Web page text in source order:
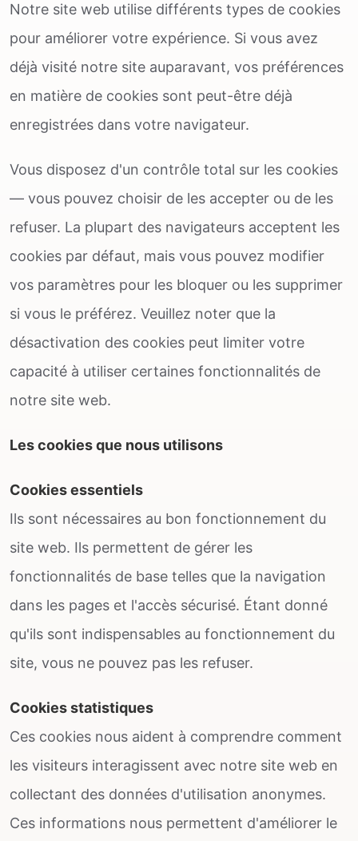
Notre site web utilise différents types de cookies
pour améliorer votre expérience. Si vous avez
déjà visité notre site auparavant, vos préférences
en matière de cookies sont peut-être déjà
enregistrées dans votre navigateur.
Vous disposez d'un contrôle total sur les cookies
— vous pouvez choisir de les accepter ou de les
refuser. La plupart des navigateurs acceptent les
cookies par défaut, mais vous pouvez modifier
vos paramètres pour les bloquer ou les supprimer
si vous le préférez. Veuillez noter que la
désactivation des cookies peut limiter votre
capacité à utiliser certaines fonctionnalités de
notre site web.
Les cookies que nous utilisons
Cookies essentiels
Ils sont nécessaires au bon fonctionnement du
site web. Ils permettent de gérer les
fonctionnalités de base telles que la navigation
dans les pages et l'accès sécurisé. Étant donné
qu'ils sont indispensables au fonctionnement du
site, vous ne pouvez pas les refuser.
Cookies statistiques
Ces cookies nous aident à comprendre comment
les visiteurs interagissent avec notre site web en
collectant des données d'utilisation anonymes.
Ces informations nous permettent d'améliorer le